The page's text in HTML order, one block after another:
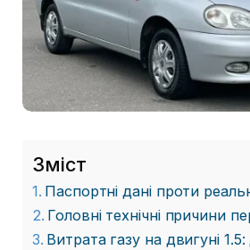
Зміст
Паспортні дані проти
Головні технічні причини
Витрата газу на двигуні